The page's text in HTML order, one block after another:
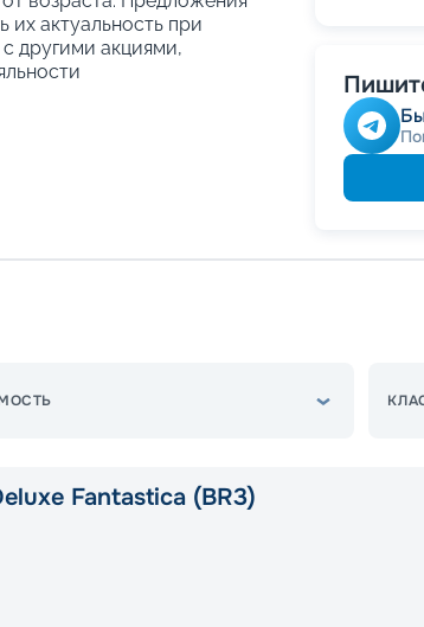
их актуальность при
другими акциями,
Fantastica (BR3)